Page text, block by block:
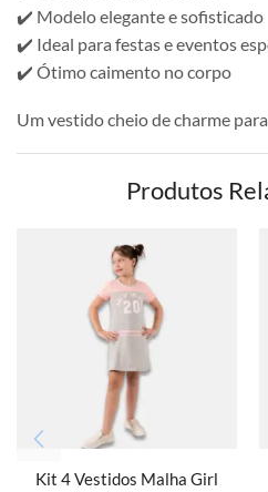
✔️ Modelo elegante e sofisticado
✔️ Ideal para festas e eventos
✔️ Ótimo caimento no corpo
Um vestido cheio de charme
Produtos
Kit 4 Vestidos Malha Girl